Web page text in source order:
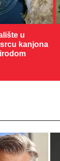
u
kanjona